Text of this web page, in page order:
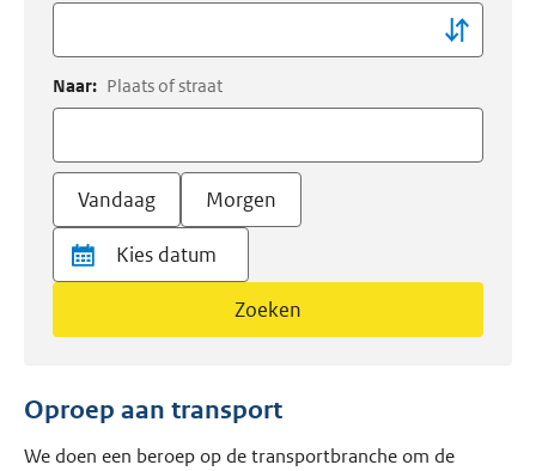
Naar: Plaats of straat
Vandaag Morgen
Zoeken
Oproep aan transport
We doen een beroep op de transportbranche om de